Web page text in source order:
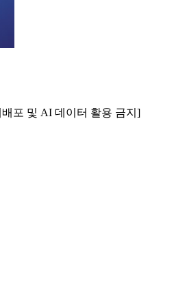
포 및 AI 데이터 활용 금지]